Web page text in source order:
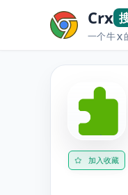
Crx
一个牛X
加入收藏